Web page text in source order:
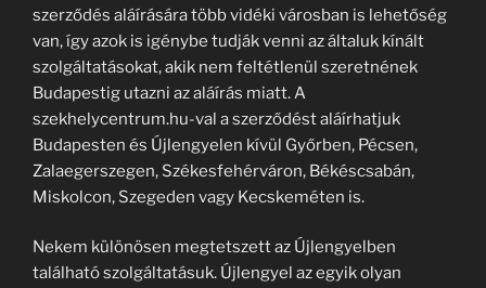
szerződés aláírására több vidéki városban is lehetőség
van, így azok is igénybe tudják venni az általuk kínált
szolgáltatásokat, akik nem feltétlenül szeretnének
Budapestig utazni az aláírás miatt. A
szekhelycentrum.hu-val a szerződést aláírhatjuk
Budapesten és Újlengyelen kívül Győrben, Pécsen,
Zalaegerszegen, Székesfehérváron, Békéscsabán,
Miskolcon, Szegeden vagy Kecskeméten is.
Nekem különösen megtetszett az Újlengyelben
található szolgáltatásuk. Újlengyel az egyik olyan